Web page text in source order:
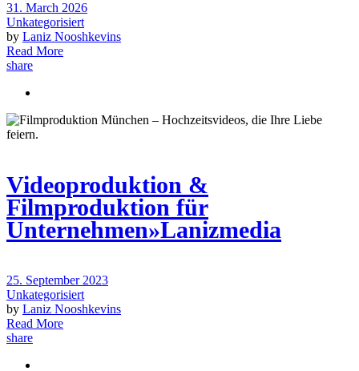
31. March 2026
Unkategorisiert
by Laniz Nooshkevins
Read More
share
Videoproduktion &
Filmproduktion für
Unternehmen»Lanizmedia
25. September 2023
Unkategorisiert
by Laniz Nooshkevins
Read More
share